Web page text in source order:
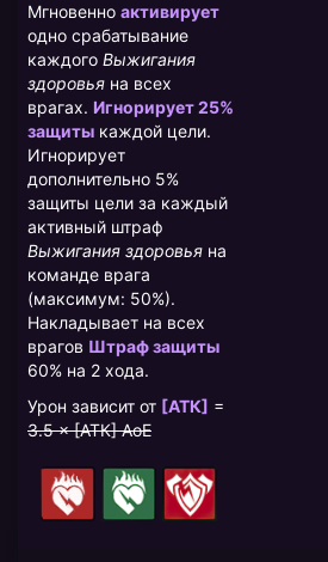
Мгновенно активирует
одно срабатывание
каждого Выжигания
здоровья на всех
врагах. Игнорирует 25%
защиты каждой цели.
Игнорирует
дополнительно 5%
защиты цели за каждый
активный штраф
Выжигания здоровья на
команде врага
(максимум: 50%).
Накладывает на всех
врагов Штраф защиты
60% на 2 хода.
Урон зависит от [АТК] =
3.5 × [АТК] AoE